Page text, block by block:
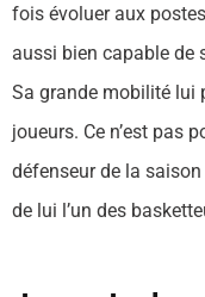
fois évoluer aux
aussi bien capable de
Sa grande mobilité lui
joueurs. Ce n’est pas
défenseur de la
de lui l’un des